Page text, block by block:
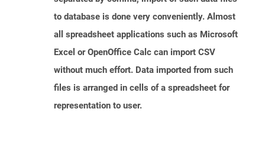
to database is done very conveniently. Almost
all spreadsheet applications such as Microsoft
Excel or OpenOffice Calc can import CSV
without much effort. Data imported from such
files is arranged in cells of a spreadsheet for
representation to user.